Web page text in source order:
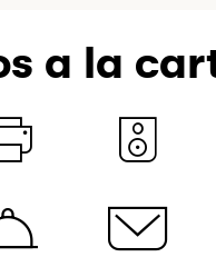
a la